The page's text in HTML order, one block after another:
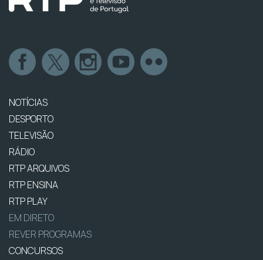
NOTÍCIAS
DESPORTO
TELEVISÃO
RÁDIO
RTP ARQUIVOS
RTP ENSINA
RTP PLAY
EM DIRETO
REVER PROGRAMAS
CONCURSOS